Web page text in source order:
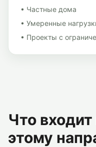
• Частные дома
• Умеренные
• Проекты с
Что
этому